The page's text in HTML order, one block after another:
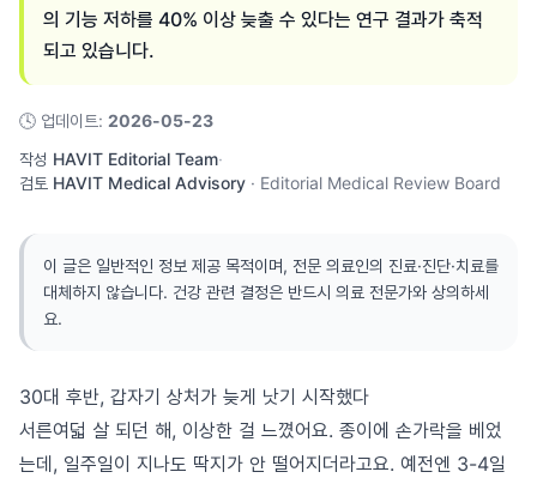
의 기능 저하를 40% 이상 늦출 수 있다는 연구 결과가 축적
되고 있습니다.
🕓 업데이트: 2026-05-23
작성 HAVIT Editorial Team·
검토 HAVIT Medical Advisory · Editorial Medical Review Board
이 글은 일반적인 정보 제공 목적이며, 전문 의료인의 진료·진단·치료를
대체하지 않습니다. 건강 관련 결정은 반드시 의료 전문가와 상의하세
요.
30대 후반, 갑자기 상처가 늦게 낫기 시작했다
서른여덟 살 되던 해, 이상한 걸 느꼈어요. 종이에 손가락을 베었
는데, 일주일이 지나도 딱지가 안 떨어지더라고요. 예전엔 3-4일